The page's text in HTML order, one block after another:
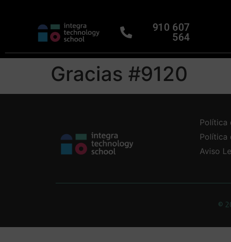
910 607
564
Gracias #9120
Política
Política
Aviso
©